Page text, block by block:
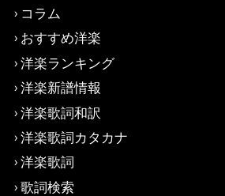
コラム
おすすめ洋楽
洋楽ランキング
洋楽新譜情報
洋楽歌詞和訳
洋楽歌詞カタカナ
洋楽歌詞
歌詞検索